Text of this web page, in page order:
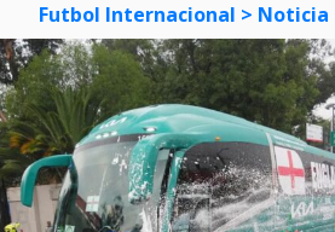
Futbol Internacional > Noticia